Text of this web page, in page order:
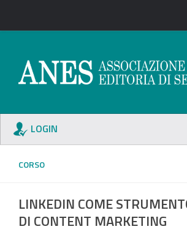
LOGIN
CORSO
LINKEDIN COME
DI CONTENT MARKETING